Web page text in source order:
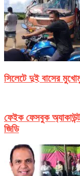
সিলেটে দুই বাসের
ফেইক ফেসবুক
জিডি